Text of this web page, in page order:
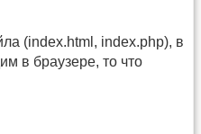
(index.html, index.php), в
в браузере, то что